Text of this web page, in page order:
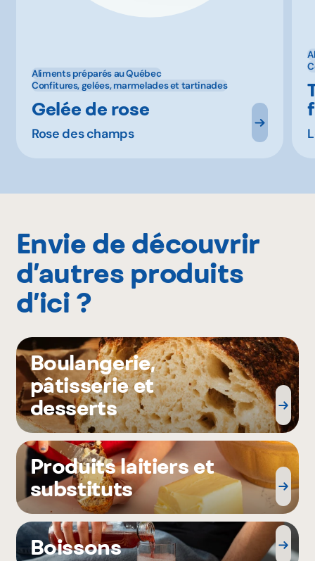
Aliments préparés au Québec
Confitures, gelées, marmelades et tartinades
Gelée de rose
Rose des champs
Envie de découvrir
d’autres produits
d’ici ?
Boulangerie,
pâtisserie et
desserts
Produits laitiers et
substituts
Boissons